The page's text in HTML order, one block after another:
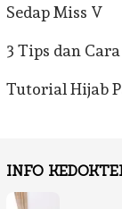
Sedap Miss V
3 Tips dan
Tutorial Hijab
INFO